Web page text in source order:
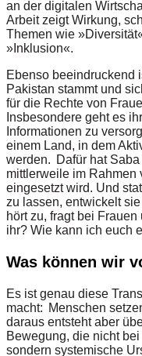
an der digitalen
Arbeit zeigt Wirkung,
Themen wie
»Inklusion«.
Ebenso beeindruckend
Pakistan stammt und
für die Rechte von
Insbesondere geht es
Informationen zu
einem Land, in dem
werden. Dafür hat
mittlerweile im Rahmen
eingesetzt wird. Und
zu lassen, entwickelt
hört zu, fragt bei
ihr? Wie kann ich euch
Was können wir
Es ist genau diese
macht: Menschen
daraus entsteht aber
Bewegung, die nicht
sondern systemische